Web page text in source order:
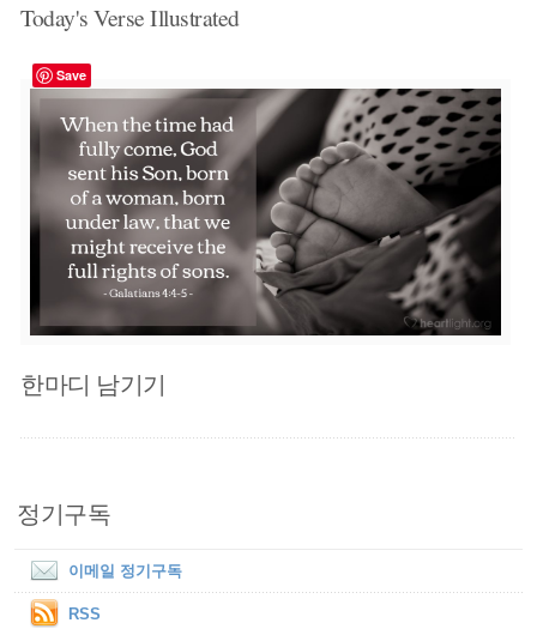
Today's Verse Illustrated
Save
한마디 남기기
정기구독
이메일 정기구독
RSS